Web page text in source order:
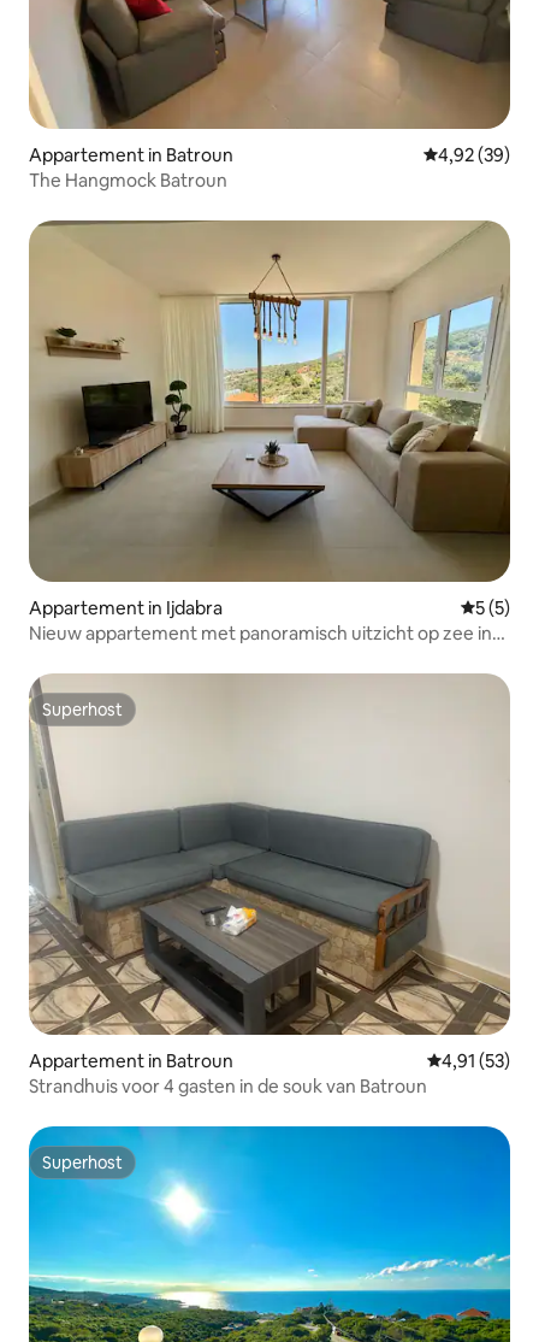
Appartement in Batroun Gemiddelde
4,92 (39)
The Hangmock Batroun
Appartement in Ijdabra
5 (5)
Nieuw appartement met panoramisch uitzicht op zee in
Superhost
Superhost
Appartement in Batroun Gemiddelde
4,91 (53)
Strandhuis voor 4 gasten in de souk van Batroun
Superhost
Superhost